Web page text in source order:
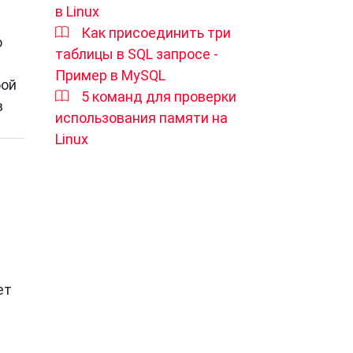
в Linux
Как присоединить три
таблицы в SQL запросе -
Пример в MySQL
5 команд для проверки
использования памяти на
Linux